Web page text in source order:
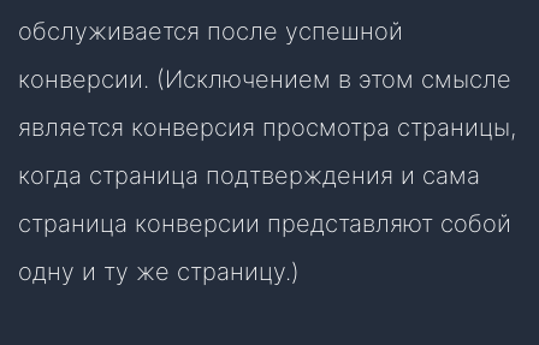
обслуживается после успешной
конверсии. (Исключением в этом смысле
является конверсия просмотра страницы,
когда страница подтверждения и сама
страница конверсии представляют собой
одну и ту же страницу.)